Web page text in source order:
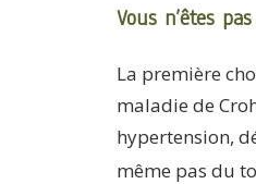
Vous n’êtes
La première
maladie de
hypertension,
même pas du